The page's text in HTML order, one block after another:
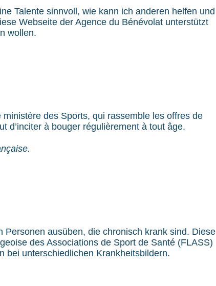
Talente sinnvoll, wie kann ich anderen helfen und
Webseite der Agence du Bénévolat unterstützt
wollen.
des Sports, qui rassemble les offres de
d’inciter à bouger régulièrement à tout âge.
Personen ausüben, die chronisch krank sind. Diese
des Associations de Sport de Santé (FLASS)
bei unterschiedlichen Krankheitsbildern.